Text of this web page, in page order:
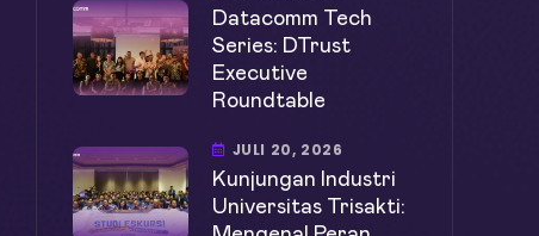
Datacomm Tech
Series: DTrust
Executive
Roundtable
JULI 20, 2026
Kunjungan Industri
Universitas Trisakti: